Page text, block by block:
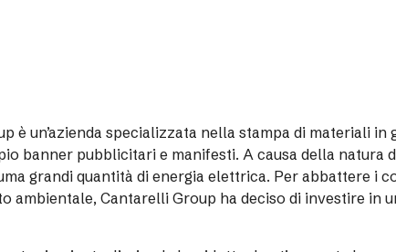
è un’azienda specializzata nella stampa di materiali in
banner pubblicitari e manifesti. A causa della natura
grandi quantità di energia elettrica. Per abbattere i
ambientale, Cantarelli Group ha deciso di investire in